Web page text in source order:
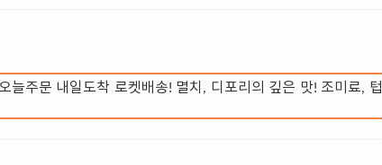
늘주문 내일도착 로켓배송! 멸치, 디포리의 깊은 맛! 조미료, 텁